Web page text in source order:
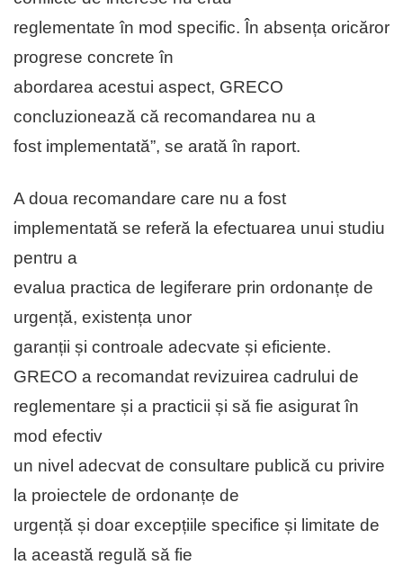
reglementate în mod specific. În absența oricăror
progrese concrete în
abordarea acestui aspect, GRECO
concluzionează că recomandarea nu a
fost implementată”, se arată în raport.
A doua recomandare care nu a fost
implementată se referă la efectuarea unui studiu
pentru a
evalua practica de legiferare prin ordonanțe de
urgență, existența unor
garanții și controale adecvate și eficiente.
GRECO a recomandat revizuirea cadrului de
reglementare și a practicii și să fie asigurat în
mod efectiv
un nivel adecvat de consultare publică cu privire
la proiectele de ordonanțe de
urgență și doar excepțiile specifice și limitate de
la această regulă să fie